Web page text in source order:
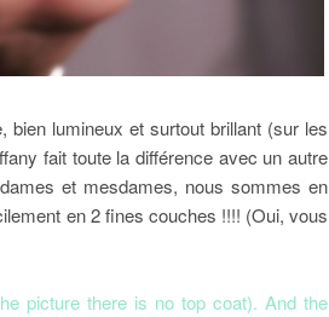
lumineux et surtout brillant (sur les
fait toute la différence avec un autre
et mesdames, nous sommes en
en 2 fines couches !!!! (Oui, vous
picture there is no top coat). And the